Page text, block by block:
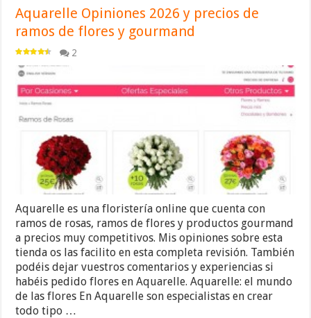
Aquarelle Opiniones 2026 y precios de
ramos de flores y gourmand
2
Aquarelle es una floristería online que cuenta con
ramos de rosas, ramos de flores y productos gourmand
a precios muy competitivos. Mis opiniones sobre esta
tienda os las facilito en esta completa revisión. También
podéis dejar vuestros comentarios y experiencias si
habéis pedido flores en Aquarelle. Aquarelle: el mundo
de las flores En Aquarelle son especialistas en crear
todo tipo …